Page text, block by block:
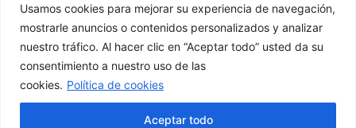
Usamos cookies para mejorar su experiencia de navegación,
mostrarle anuncios o contenidos personalizados y analizar
nuestro tráfico. Al hacer clic en “Aceptar todo” usted da su
consentimiento a nuestro uso de las
cookies. Política de cookies
Aceptar todo
Financiado por la Unión Europea – NextGenerationEU.
Sin embargo, los puntos de vista y las opiniones
expresadas son únicamente los del autor o autores y no
reflejan necesariamente los de la Unión Europea o la
Comisión Europea. Ni la Unión Europea ni la Comisión
Europea pueden ser consideradas responsables de las